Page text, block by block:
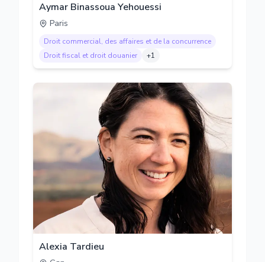
Aymar Binassoua Yehouessi
Paris
Droit commercial, des affaires et de la concurrence
Droit fiscal et droit douanier
+1
Alexia Tardieu